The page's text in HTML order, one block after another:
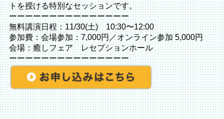
トを授ける特別なセッションです。
ーーーーーーーーーーーーーーー
無料講演日程：11/30(土) 10:30〜12:00
参加費：会場参加：7,000円／オンライン参加 5,000円
会場：癒しフェア レセプションホール
ーーーーーーーーーーーーーーー